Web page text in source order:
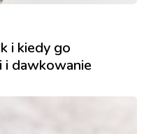
i kiedy go
i dawkowanie